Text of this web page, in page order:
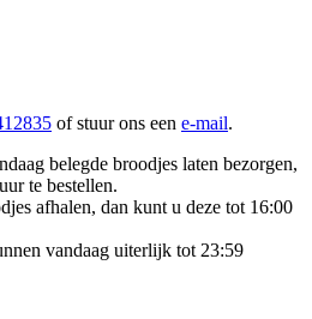
of stuur ons een e-mail.
belegde broodjes laten bezorgen,
te bestellen.
afhalen, dan kunt u deze tot 16:00
vandaag uiterlijk tot 23:59